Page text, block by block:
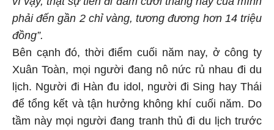
vì vậy, thật sự tiền đi đám cưới tháng này của mình
phải đến gần 2 chỉ vàng, tương đương hơn 14 triệu
đồng”.
Bên cạnh đó, thời điểm cuối năm nay, ở công ty
Xuân Toàn, mọi người đang nô nức rủ nhau đi du
lịch. Người đi Hàn đu idol, người đi Sing hay Thái
để tổng kết và tận hưởng không khí cuối năm. Do
tầm này mọi người đang tranh thủ đi du lịch trước